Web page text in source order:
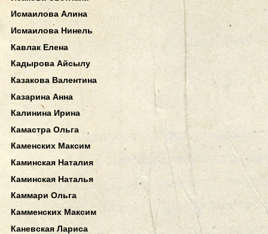
Исмаилова Алина
Исмаилова Нинель
Кавлак Елена
Кадырова Айсылу
Казакова Валентина
Казарина Анна
Калинина Ирина
Камастра Ольга
Каменских Максим
Каминская Наталия
Каминская Наталья
Каммари Ольга
Камменских Максим
Каневская Лариса